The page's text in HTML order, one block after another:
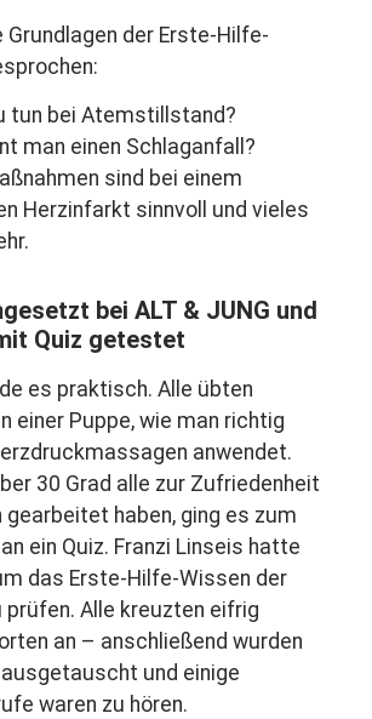
Grundlagen der Erste-Hilfe-
tun bei Atemstillstand?
man einen Schlaganfall?
sind bei einem
Herzinfarkt sinnvoll und vieles
bei ALT & JUNG und
Quiz getestet
es praktisch. Alle übten
einer Puppe, wie man richtig
anwendet.
30 Grad alle zur Zufriedenheit
gearbeitet haben, ging es zum
ein Quiz. Franzi Linseis hatte
das Erste-Hilfe-Wissen der
prüfen. Alle kreuzten eifrig
an – anschließend wurden
und einige
waren zu hören.